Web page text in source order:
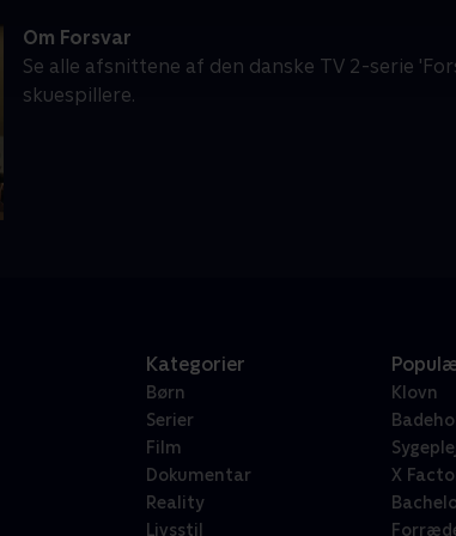
Om Forsvar
Se alle afsnittene af den danske TV 2-serie
skuespillere.
Kategorier
Børn
Serier
Film
Dokumentar
Reality
Livsstil
Klovn
X